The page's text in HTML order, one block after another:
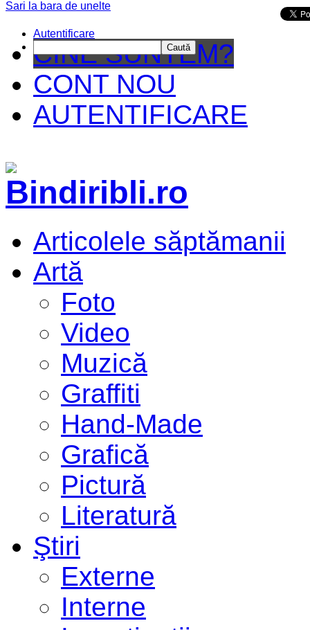
CINE SUNTEM?
CONT NOU
AUTENTIFICARE
Articolele săptămanii
Artă
Foto
Video
Muzică
Graffiti
Hand-Made
Grafică
Pictură
Literatură
Ştiri
Externe
Interne
Sari la bara de unelte
Autentificare
Caută